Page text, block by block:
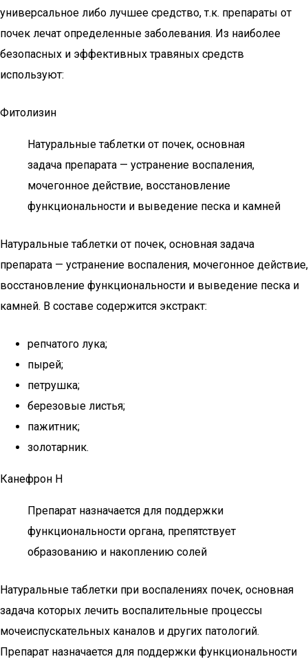
универсальное либо лучшее средство, т.к. препараты от
почек лечат определенные заболевания. Из наиболее
безопасных и эффективных травяных средств
используют:
Фитолизин
Натуральные таблетки от почек, основная
задача препарата — устранение воспаления,
мочегонное действие, восстановление
функциональности и выведение песка и камней
Натуральные таблетки от почек, основная задача
препарата — устранение воспаления, мочегонное действие,
восстановление функциональности и выведение песка и
камней. В составе содержится экстракт:
репчатого лука;
пырей;
петрушка;
березовые листья;
пажитник;
золотарник.
Канефрон Н
Препарат назначается для поддержки
функциональности органа, препятствует
образованию и накоплению солей
Натуральные таблетки при воспалениях почек, основная
задача которых лечить воспалительные процессы
мочеиспускательных каналов и других патологий.
Препарат назначается для поддержки функциональности